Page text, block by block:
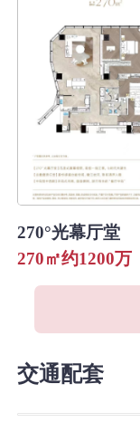
270°光幕厅堂
270㎡约1200万
交通配套